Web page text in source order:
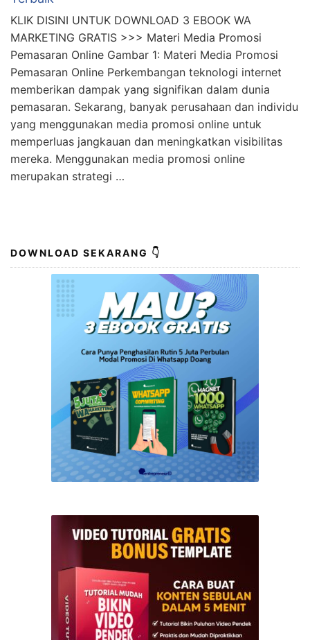
KLIK DISINI UNTUK DOWNLOAD 3 EBOOK WA
MARKETING GRATIS >>> Materi Media Promosi
Pemasaran Online Gambar 1: Materi Media Promosi
Pemasaran Online Perkembangan teknologi internet
memberikan dampak yang signifikan dalam dunia
pemasaran. Sekarang, banyak perusahaan dan individu
yang menggunakan media promosi online untuk
memperluas jangkauan dan meningkatkan visibilitas
mereka. Menggunakan media promosi online
merupakan strategi …
DOWNLOAD SEKARANG 👇